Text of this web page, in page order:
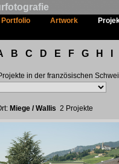
Portfolio Artwork
B C D E F G H
in der französischen
Miege / Wallis 2 Projekte